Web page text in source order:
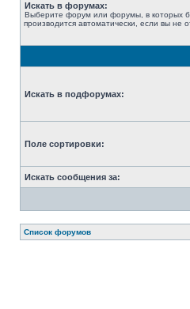
Искать в форумах:
Выберите форум или форумы, в которых
производится автоматически, если вы не
Искать в подфорумах:
Поле сортировки:
Искать сообщения за:
Список форумов